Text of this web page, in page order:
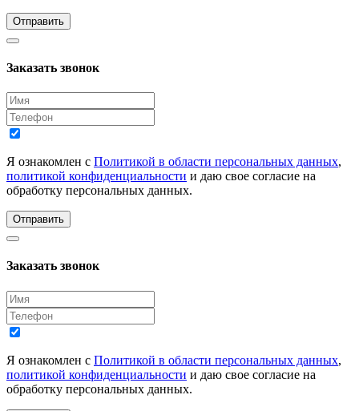
Отправить
Заказать звонок
Я ознакомлен с Политикой в области персональных данных,
политикой конфиденциальности и даю свое согласие на
обработку персональных данных.
Отправить
Заказать звонок
Я ознакомлен с Политикой в области персональных данных,
политикой конфиденциальности и даю свое согласие на
обработку персональных данных.